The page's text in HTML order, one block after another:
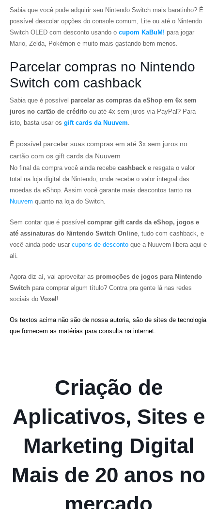
Sabia que você pode adquirir seu Nintendo Switch mais baratinho? É
possível descolar opções do console comum, Lite ou até o Nintendo
Switch OLED com desconto usando o cupom KaBuM! para jogar
Mario, Zelda, Pokémon e muito mais gastando bem menos.
Parcelar compras no Nintendo
Switch com cashback
Sabia que é possível parcelar as compras da eShop em 6x sem
juros no cartão de crédito ou até 4x sem juros via PayPal? Para
isto, basta usar os gift cards da Nuuvem.
É possível parcelar suas compras em até 3x sem juros no
cartão com os gift cards da Nuuvem
No final da compra você ainda recebe cashback e resgata o valor
total na loja digital da Nintendo, onde recebe o valor integral das
moedas da eShop. Assim você garante mais descontos tanto na
Nuuvem quanto na loja do Switch.
Sem contar que é possível comprar gift cards da eShop, jogos e
até assinaturas do Nintendo Switch Online, tudo com cashback, e
você ainda pode usar cupons de desconto que a Nuuvem libera aqui e
ali.
Agora diz aí, vai aproveitar as promoções de jogos para Nintendo
Switch para comprar algum título? Contra pra gente lá nas redes
sociais do Voxel !
Os textos acima não são de nossa autoria, são de sites de tecnologia
que fornecem as matérias para consulta na internet.
Criação de
Aplicativos, Sites e
Marketing Digital
Mais de 20 anos no
mercado